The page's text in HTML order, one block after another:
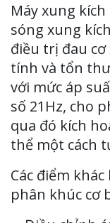
Máy xung
sóng xung
điều trị đau
tính và tổn
với mức áp
số 21Hz, cho
qua đó kích
thể một cách
Các điểm
phân khúc cơ